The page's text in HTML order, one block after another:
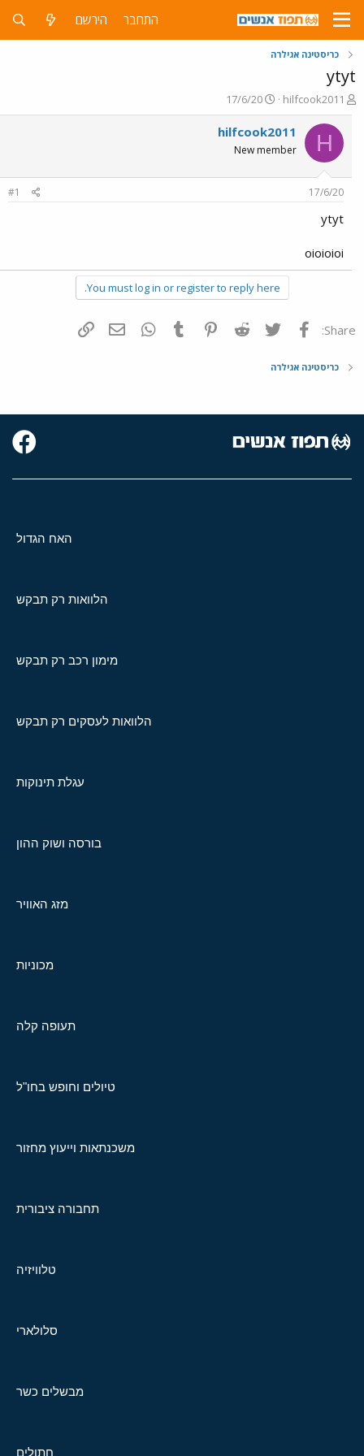
התחבר הירשם
כריסטינה אגילרה
ytyt
פ
ו
ת
ח
ה
ו
ש
א
hilfcook2011
פ
ו
ר
ם
17/6/20
H
hilfcook2011
New member
17/6/20
#1
ytyt
oioioioi
You must log in or register to reply here.
Share: פייסבוק Twitter
Reddit
Pinterest
Tumblr
WhatsAppדואר אלקטרוני
כריסטינה אגילרה
האח הגדול
הלוואות רק תבקש
מימון רכב רק תבקש
הלוואות לעסקים רק תבקש
עגלת תינוקות
בורסה ושוק ההון
מזג האוויר
מכוניות
תעופה קלה
טיולים וחופש בחו"ל
משכנתאות וייעוץ מחזור
תחבורה ציבורית
טלוויזיה
סלולארי
מבשלים כשר
חתולים